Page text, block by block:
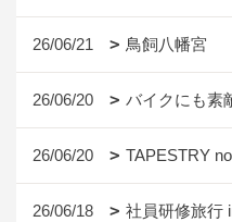
26/06/21 鳥飼八幡宮
26/06/20 バイクにも素
26/06/20 TAPESTRY
26/06/18 社員研修旅行